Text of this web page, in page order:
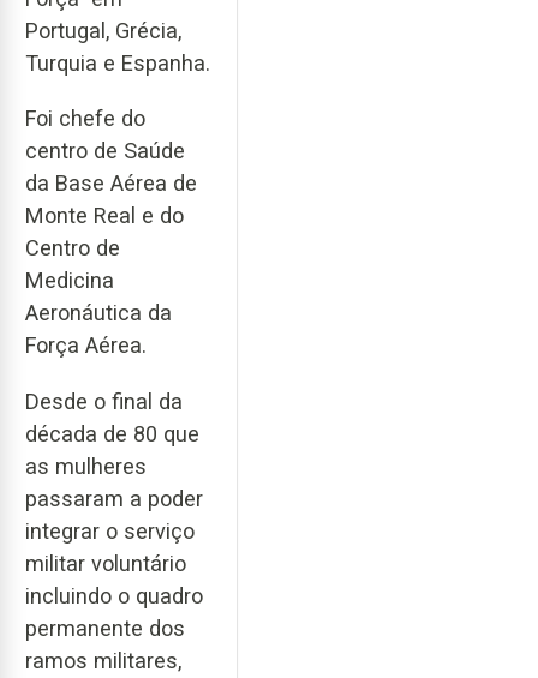
Portugal, Grécia,
Turquia e Espanha.
Foi chefe do
centro de Saúde
da Base Aérea de
Monte Real e do
Centro de
Medicina
Aeronáutica da
Força Aérea.
Desde o final da
década de 80 que
as mulheres
passaram a poder
integrar o serviço
militar voluntário
incluindo o quadro
permanente dos
ramos militares,